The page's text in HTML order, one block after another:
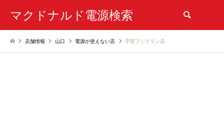
マクドナルド電源検索
店舗情報 山口 電源が使えない店 宇部フジグラン店